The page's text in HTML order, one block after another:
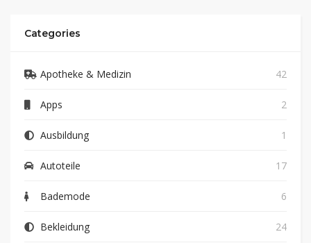
Categories
Apotheke & Medizin 42
Apps 2
Ausbildung 1
Autoteile 17
Bademode 6
Bekleidung 24